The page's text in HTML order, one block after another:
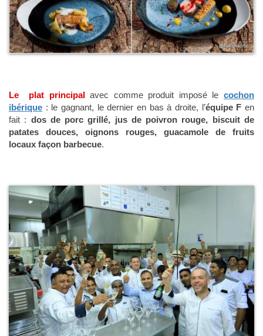
Le plat principal avec comme produit imposé lecochon
ibérique : le gagnant, le dernier en bas à droite, l’équipe F en
fait : dos de porc grillé, jus de poivron rouge, biscuit de
patates douces, oignons rouges, guacamole de fruits
locaux façon barbecue.